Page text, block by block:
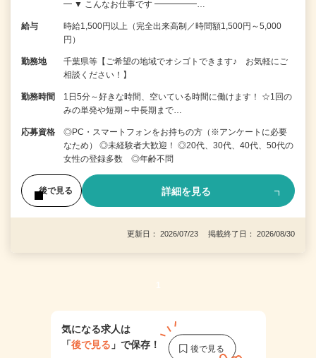
━ ▼ こんなお仕事です ━━━━━…
給与
時給1,500円以上（完全出来高制／時間額1,500円～5,000
円）
勤務地
千葉県等【ご希望の地域でオシゴトできます♪ お気軽にご
相談ください！】
勤務時間
1日5分～好きな時間、空いている時間に働けます！ ☆1回の
みの単発や短期～中長期まで…
応募資格
◎PC・スマートフォンをお持ちの方（※アンケートに必要
なため） ◎未経験者大歓迎！ ◎20代、30代、40代、50代の
女性の登録多数 ◎年齢不問
後で見る 詳細を見る
更新日： 2026/07/23 掲載終了日： 2026/08/30
1
気になる求人は
「後で見る 」で保存！